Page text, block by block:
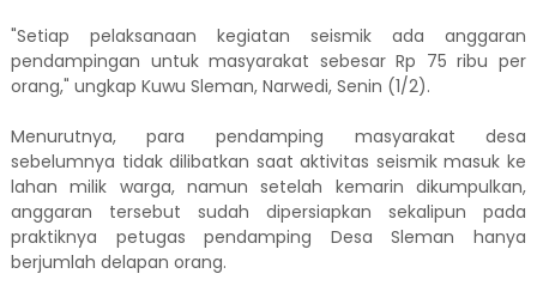
"Setiap pelaksanaan kegiatan seismik ada anggaran
pendampingan untuk masyarakat sebesar Rp 75 ribu per
orang," ungkap Kuwu Sleman, Narwedi, Senin (1/2).
Menurutnya, para pendamping masyarakat desa
sebelumnya tidak dilibatkan saat aktivitas seismik masuk ke
lahan milik warga, namun setelah kemarin dikumpulkan,
anggaran tersebut sudah dipersiapkan sekalipun pada
praktiknya petugas pendamping Desa Sleman hanya
berjumlah delapan orang.